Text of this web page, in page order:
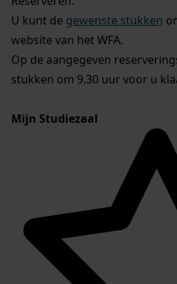
U kunt de gewenste stukken
website van het WFA.
Op de aangegeven
stukken om 9.30 uur voor u
Mijn Studiezaal